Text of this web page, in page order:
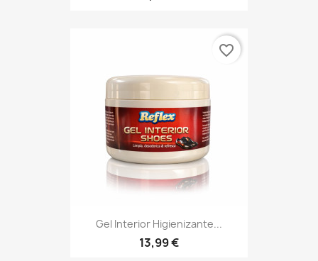
Gel Interior Higienizante...
13,99 €
favorite_border